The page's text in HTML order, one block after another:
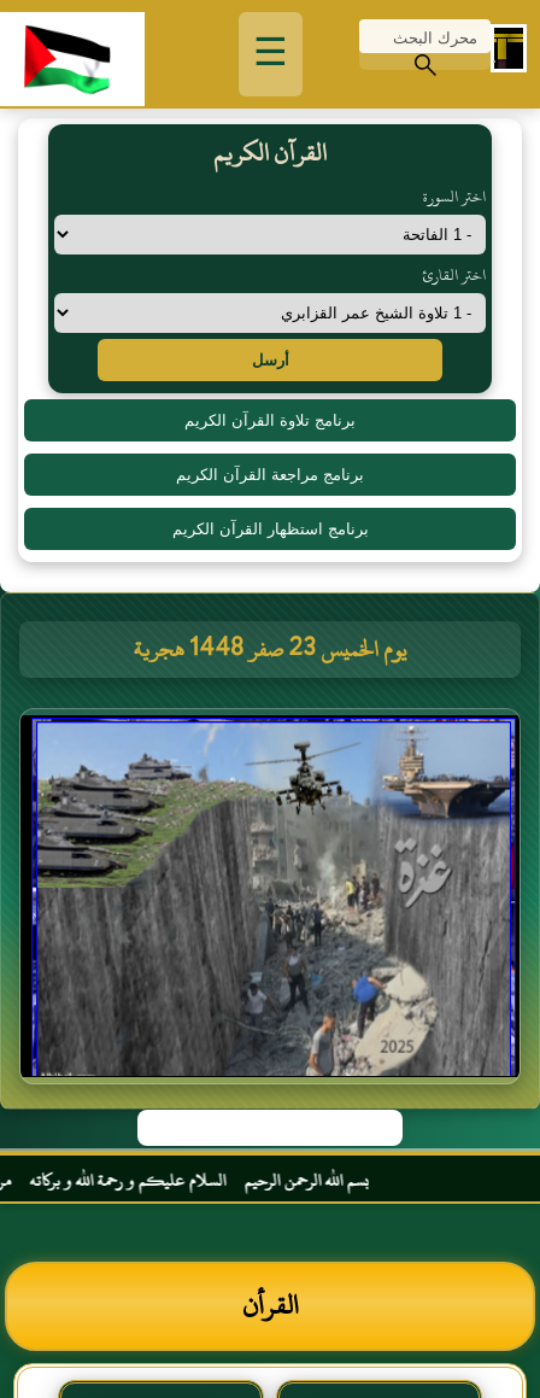
☰
القرآن الكريم
اختر السورة
اختر القارئ
أرسل
برنامج تلاوة القرآن الكريم
برنامج مراجعة القرآن الكريم
برنامج استظهار القرآن الكريم
يوم الخميس 23 صفر 1448 هجرية
بسم الله الرحمن الرحيم السلام عليكم و رحمة الله و بركاته مرحبا
القرأن